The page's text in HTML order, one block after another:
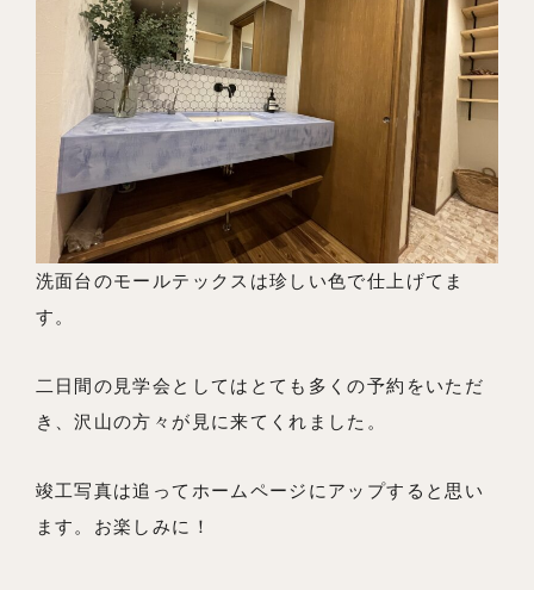
洗面台のモールテックスは珍しい色で仕上げてま
す。
二日間の見学会としてはとても多くの予約をいただ
き、沢山の方々が見に来てくれました。
竣工写真は追ってホームページにアップすると思い
ます。お楽しみに！